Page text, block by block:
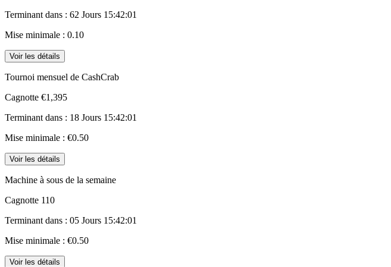
Terminant dans : 62 Jours 15:42:01
Mise minimale : 0.10
Voir les détails
Tournoi mensuel de CashCrab
Cagnotte €1,395
Terminant dans : 18 Jours 15:42:01
Mise minimale : €0.50
Voir les détails
Machine à sous de la semaine
Cagnotte 110
Terminant dans : 05 Jours 15:42:01
Mise minimale : €0.50
Voir les détails